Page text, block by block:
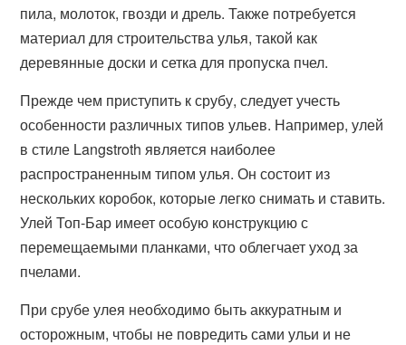
пила, молоток, гвозди и дрель. Также потребуется
материал для строительства улья, такой как
деревянные доски и сетка для пропуска пчел.
Прежде чем приступить к срубу, следует учесть
особенности различных типов ульев. Например, улей
в стиле Langstroth является наиболее
распространенным типом улья. Он состоит из
нескольких коробок, которые легко снимать и ставить.
Улей Топ-Бар имеет особую конструкцию с
перемещаемыми планками, что облегчает уход за
пчелами.
При срубе улея необходимо быть аккуратным и
осторожным, чтобы не повредить сами ульи и не